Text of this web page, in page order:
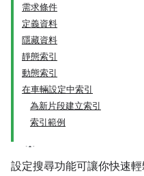
需求條件
定義資料
隱藏資料
靜態索引
動態索引
在車輛設定中索引
為新片段建立索引
索引範例
設定搜尋功能可讓你快速